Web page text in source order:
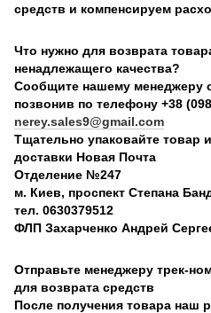
средств и компенсируем
Что нужно для возврата
ненадлежащего качества?
Сообщите нашему менеджеру
позвонив по телефону +38
nerey.sales9@gmail.com
Тщательно упаковайте товар
доставки Новая Почта
Отделение №247
м. Киев, проспект Степана
тел. 0630379512
ФЛП Захарченко Андрей
Отправьте менеджеру трек-
для возврата средств
После получения товара наш